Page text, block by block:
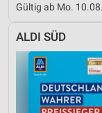
Gültig ab Mo. 10.08.
ALDI SÜD